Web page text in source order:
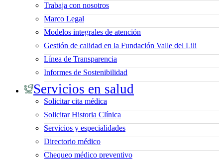
Trabaja con nosotros
Marco Legal
Modelos integrales de atención
Gestión de calidad en la Fundación Valle del Lili
Línea de Transparencia
Informes de Sostenibilidad
Servicios en salud
Solicitar cita médica
Solicitar Historia Clínica
Servicios y especialidades
Directorio médico
Chequeo médico preventivo